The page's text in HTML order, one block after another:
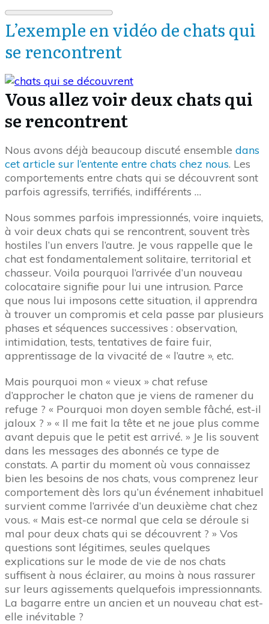
L’exemple en vidéo de chats qui
se rencontrent
Vous allez voir deux chats qui
se rencontrent
Nous avons déjà beaucoup discuté ensemble dans
cet article sur l’entente entre chats chez nous. Les
comportements entre chats qui se découvrent sont
parfois agressifs, terrifiés, indifférents …
Nous sommes parfois impressionnés, voire inquiets,
à voir deux chats qui se rencontrent, souvent très
hostiles l’un envers l’autre. Je vous rappelle que le
chat est fondamentalement solitaire, territorial et
chasseur. Voila pourquoi l’arrivée d’un nouveau
colocataire signifie pour lui une intrusion. Parce
que nous lui imposons cette situation, il apprendra
à trouver un compromis et cela passe par plusieurs
phases et séquences successives : observation,
intimidation, tests, tentatives de faire fuir,
apprentissage de la vivacité de « l’autre », etc.
Mais pourquoi mon « vieux » chat refuse
d’approcher le chaton que je viens de ramener du
refuge ? « Pourquoi mon doyen semble fâché, est-il
jaloux ? » « Il me fait la tête et ne joue plus comme
avant depuis que le petit est arrivé. » Je lis souvent
dans les messages des abonnés ce type de
constats. A partir du moment où vous connaissez
bien les besoins de nos chats, vous comprenez leur
comportement dès lors qu’un événement inhabituel
survient comme l’arrivée d’un deuxième chat chez
vous. « Mais est-ce normal que cela se déroule si
mal pour deux chats qui se découvrent ? » Vos
questions sont légitimes, seules quelques
explications sur le mode de vie de nos chats
suffisent à nous éclairer, au moins à nous rassurer
sur leurs agissements quelquefois impressionnants.
La bagarre entre un ancien et un nouveau chat est-
elle inévitable ?